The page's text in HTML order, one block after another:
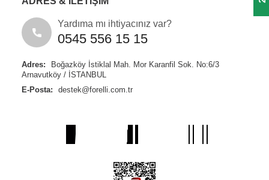
Yardıma mı ihtiyacınız var?
0545 556 15 15
Adres:
Boğazköy İstiklal Mah. Mor Karanfil Sok. No:6/3
Arnavutköy / İSTANBUL
E-Posta:
destek@forelli.com.tr